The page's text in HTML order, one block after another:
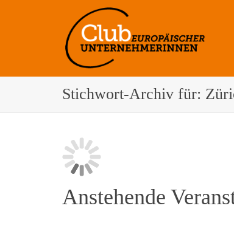
Stichwort-Archiv für:
Anstehende